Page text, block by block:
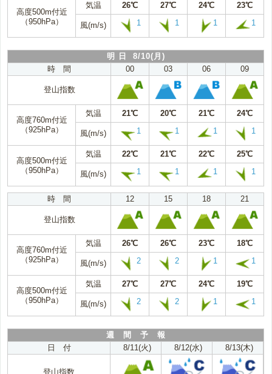
高度500m付近
（950hPa）
気温 26℃ 27℃ 24℃ 23℃
風(m/s) 1 1 1 1
明 日 8/10(月)
時 間
00 03 06 09
登山指数
高度760m付近
（925hPa）
気温 21℃ 20℃ 21℃ 24℃
風(m/s) 1 1 1 1
高度500m付近
（950hPa）
気温 22℃ 21℃ 22℃ 25℃
風(m/s) 1 1 1 1
時 間 12 15 18 21
登山指数
高度760m付近
（925hPa）
気温 26℃ 26℃ 23℃ 18℃
風(m/s) 2 2 1 1
高度500m付近
（950hPa）
気温 27℃ 27℃ 24℃ 19℃
風(m/s) 2 2 1 1
週 間 予 報
日 付
8/11(火) 8/12(水) 8/13(木)
登山指数